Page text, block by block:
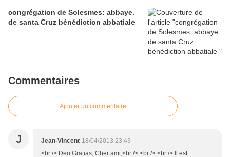
congrégation de Solesmes: abbaye.
de santa Cruz bénédiction abbatiale
Commentaires
Ajouter un commentaire
J Jean-Vincent 18/04/2013 23:43
<br /> Deo Gratias, Cher ami,<br /> <br /> <br /> Il est